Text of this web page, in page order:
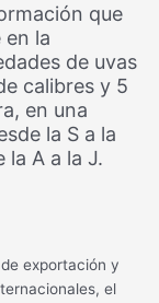
que
en la
de uvas
calibres y 5
en una
la S a la
la A a la J.
exportación y
el